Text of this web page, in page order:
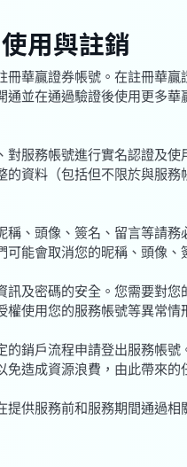
用與註銷
冊華贏證券帳號。在註冊華
通並在通過驗證後使用更多
對服務帳號進行實名認證及
的資料（包括但不限於與服
稱、頭像、簽名、留言等請
能會取消您的昵稱、頭像、
訊及密碼的安全。您需要對
使用您的服務帳號等異常情
的銷戶流程申請登出服務帳
造成資源浪費，由此帶來的
提供服務前和服務期間通過